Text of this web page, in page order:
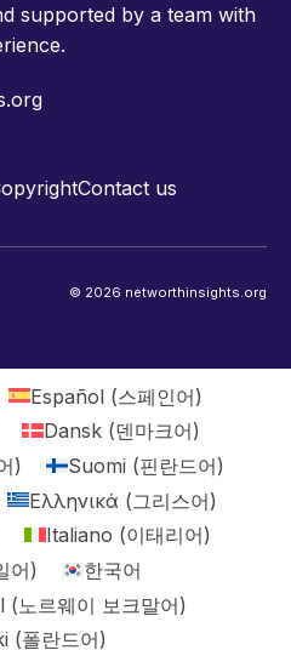
supported by a team with
Contact us
© 2026 networthinsights.org
Español(스페인어)
Dansk(덴마크어)
) Suomi (핀란드어)
Ελληνικά (그리스어)
Italiano (이태리어)
어)
한국어
( 노르웨이 보크말어)
(폴란드어)